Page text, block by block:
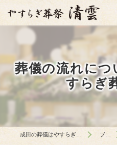
葬儀の流れに
すらぎ
成田の葬儀はやすらぎ葬祭 清雲 ブログ